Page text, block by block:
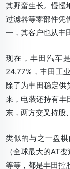
其野蛮生长。慢慢
过滤器等零部件凭
一，其客户也从丰
现在，丰田汽车
24.77%，丰田工
除了为丰田稳定供
来，电装还持有丰
东，两方交叉持股
类似的与之一盘
（全球最大的AT变
等等，都是丰田控